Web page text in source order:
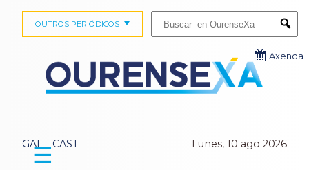
GAL CAST Lunes, 10 ago 2026
OUTROS PERIÓDICOS
Axenda
☰